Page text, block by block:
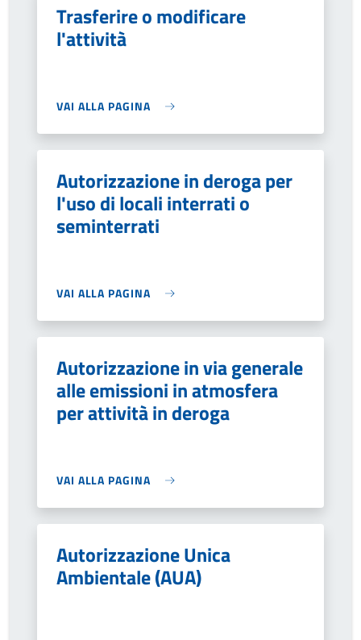
Trasferire o modificare
l'attività
VAI ALLA PAGINA
Autorizzazione in deroga per
l'uso di locali interrati o
seminterrati
VAI ALLA PAGINA
Autorizzazione in via generale
alle emissioni in atmosfera
per attività in deroga
VAI ALLA PAGINA
Autorizzazione Unica
Ambientale (AUA)